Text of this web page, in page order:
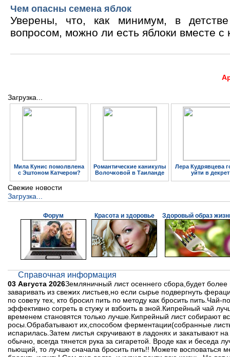
Чем опасны семена яблок
Уверены, что, как минимум, в
вопросом, можно ли есть яблоки вместе с
Загрузка...
Мила Кунис помолвлена
с Эштоном Катчером?
Романтические каникулы
Волочковой в Таиланде
Лера Кудрявцева
уйти в декрет
Свежие новости
Загрузка...
Форум Красота и здоровье Здоровый образ
Справочная информация
03 Августа 2026Земляничный лист осеннего сбора,будет более
заваривать из свежих листьев,но если сырье подвергнуть
по совету тех, кто бросил пить по методу как бросить
эффективно согреть в стужу и взбоить в зной.Кипрейный чай
временем становятся только лучше.Кипрейный лист собирают
росы.Обрабатывают их,способом ферментации(собранные
испарилась.Затем листья скручивают в ладонях и закатывают
обычно, всегда тянется рука за сигаретой. Вроде как и беседа
пьющий, то лучше сначала бросить пить!! Можете восповаться